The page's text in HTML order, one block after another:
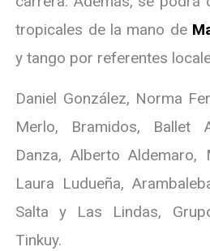
tropicales de la mano de
y tango por referentes
Daniel González, Norma
Merlo, Bramidos, Ballet
Danza, Alberto
Laura Ludueña,
Salta y Las Lindas,
Tinkuy.